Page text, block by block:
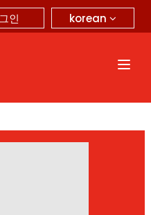
korean
인